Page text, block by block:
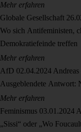
Mehr erfahren
Globale Gesellschaft
Wo sich Antifeministen,
Demokratiefeinde treffen
Mehr erfahren
AfD 02.04.2024 Andreas
Ausgeblendete Antwort:
Mehr erfahren
Feminismus 03.01.2024
„Sissi“ oder „Wo